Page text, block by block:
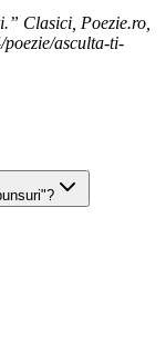
Clasici, Poezie.ro,
asculta-ti-